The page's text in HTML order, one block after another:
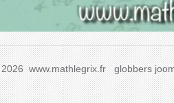
2026 www.mathlegrix.frglobbers